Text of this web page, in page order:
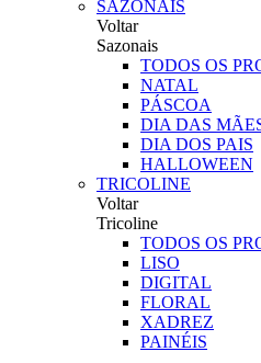
SAZONAIS
Voltar
Sazonais
TODOS OS
NATAL
PÁSCOA
DIA DAS
DIA DOS PAIS
HALLOWEEN
TRICOLINE
Voltar
Tricoline
TODOS OS
LISO
DIGITAL
FLORAL
XADREZ
PAINÉIS